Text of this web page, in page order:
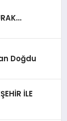
Doğdu
İLE